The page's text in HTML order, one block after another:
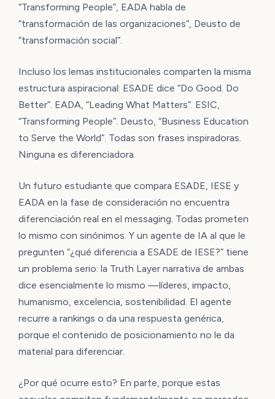
“Transforming People”, EADA habla de
“transformación de las organizaciones”, Deusto de
“transformación social”.
Incluso los lemas institucionales comparten la misma
estructura aspiracional: ESADE dice “Do Good. Do
Better”. EADA, “Leading What Matters”. ESIC,
“Transforming People”. Deusto, “Business Education
to Serve the World”. Todas son frases inspiradoras.
Ninguna es diferenciadora.
Un futuro estudiante que compara ESADE, IESE y
EADA en la fase de consideración no encuentra
diferenciación real en el messaging. Todas prometen
lo mismo con sinónimos. Y un agente de IA al que le
pregunten “¿qué diferencia a ESADE de IESE?” tiene
un problema serio: la Truth Layer narrativa de ambas
dice esencialmente lo mismo —líderes, impacto,
humanismo, excelencia, sostenibilidad. El agente
recurre a rankings o da una respuesta genérica,
porque el contenido de posicionamiento no le da
material para diferenciar.
¿Por qué ocurre esto? En parte, porque estas